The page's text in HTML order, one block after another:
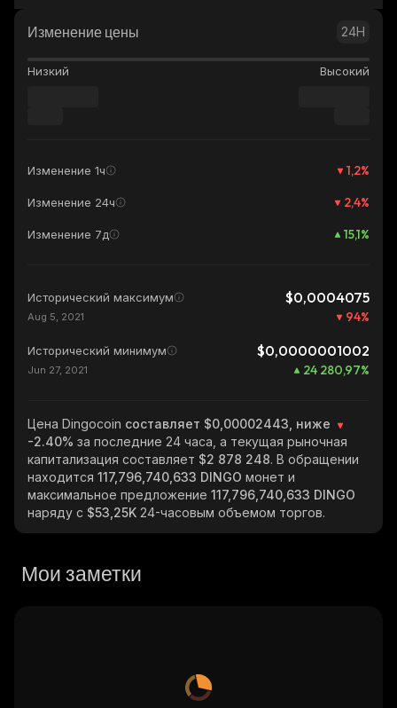
Изменение цены 24H
Низкий Высокий
Изменение 1ч 1,2%
Изменение 24ч 2,4%
Изменение 7д 15,1%
Исторический максимум $0,0004075
Aug 5, 2021 94%
Исторический минимум $0,0000001002
Jun 27, 2021 24 280,97%
Цена Dingocoin составляет $0,00002443, ниже
-2.40% за последние 24 часа, а текущая рыночная
капитализация составляет $2 878 248. В обращении
находится 117,796,740,633 DINGO монет и
максимальное предложение 117,796,740,633 DINGO
наряду с $53,25K 24-часовым объемом торгов.
Мои заметки